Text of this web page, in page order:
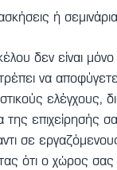
ή
δεν είναι μόνο
να
ελέγχους,
της επιχείρησής
σε
ότι ο χώρος σας